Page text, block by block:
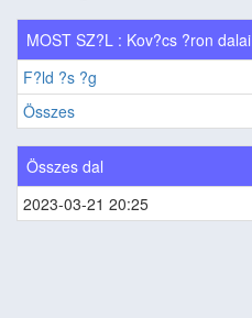
MOST SZ?L : Kov?cs ?ron dalai
F?ld ?s ?g
Összes
Összes dal
2023-03-21 20:25